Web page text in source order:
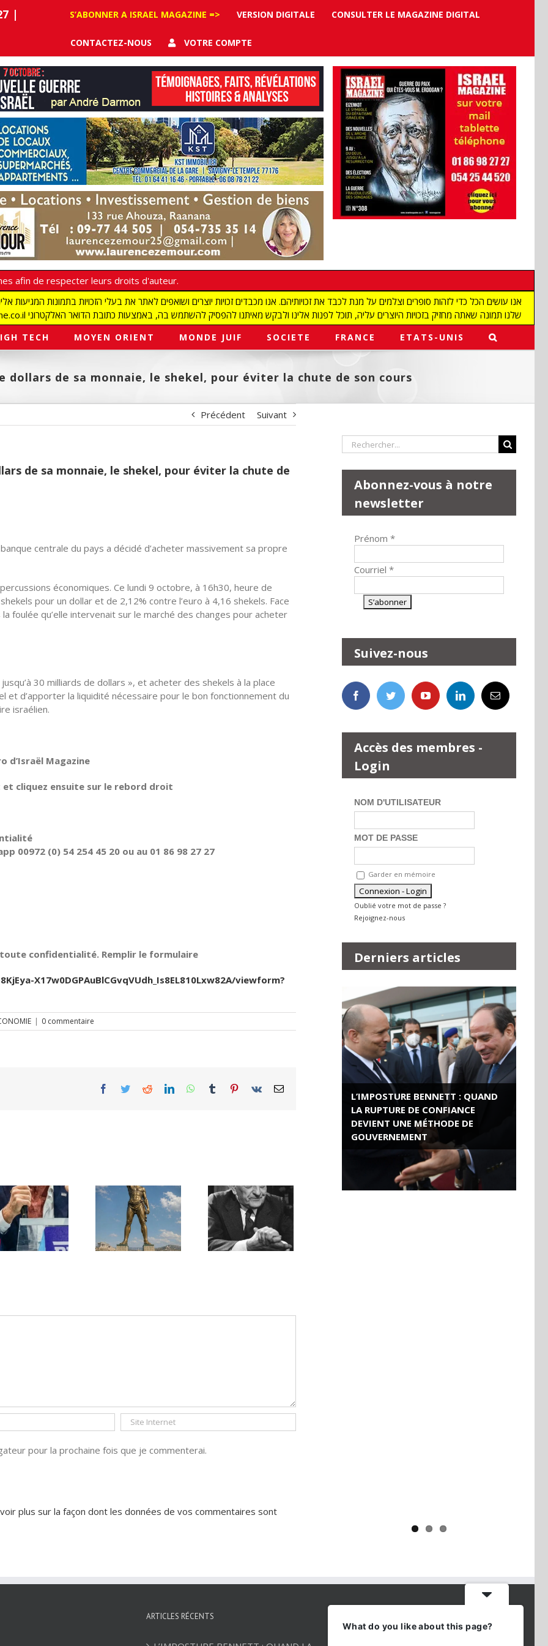
|
S’ABONNER A ISRAEL MAGAZINE => VERSION DIGITALE CONSULTER LE MAGAZINE DIGITAL
CONTACTEZ-NOUS VOTRE COMPTE
afin de respecter leurs droits d'auteur.
redaction@israelmagazine.co.il שלנו תמונה שאתה מחזיק בזכויות היוצרים עליה, תוכל לפנות אלינו ולבקש מאיתנו להפסיק להשתמש בה, באמצעות כתובת הדואר האלקטרוני
TECH MOYEN ORIENT MONDE JUIF SOCIETE FRANCE ETATS-UNIS
dollars de sa monnaie, le shekel, pour éviter la chute de son cours
Précédent Suivant
de sa monnaie, le shekel, pour éviter la chute de
centrale du pays a décidé d’acheter massivement sa propre
économiques. Ce lundi 9 octobre, à 16h30, heure de
pour un dollar et de 2,12% contre l’euro à 4,16 shekels. Face
foulée qu’elle intervenait sur le marché des changes pour acheter
30 milliards de dollars », et acheter des shekels à la place
et d’apporter la liquidité nécessaire pour le bon fonctionnement du
israélien.
d’Israël Magazine
cliquez ensuite sur le rebord droit
00972 (0) 54 254 45 20 ou au 01 86 98 27 27
toute confidentialité. Remplir le formulaire
X17w0DGPAuBlCGvqVUdh_Is8EL810Lxw82A/viewform?
| 0 commentaire
Facebook
TwitterRedditLinkedInWhatsApp
Tumblr Pinterest
Vk Email
Ile de Rhodes ;
un foyer juif
déserté
Une lettre
inédite de
Malraux sur
l’État d’Israël |
PAR « LA REGLE
pour la prochaine fois que je commenterai.
plus sur la façon dont les données de vos commentaires sont
Rechercher:
Abonnez-vous à notre
newsletter
Prénom *
Courriel *
Suivez-nous
Accès des membres -
Login
NOM D'UTILISATEUR
MOT DE PASSE
Garder en mémoire
Oublié votre mot de passe ?
Rejoignez-nous
Derniers articles
L’IMPOSTURE BENNETT : QUAND
LA RUPTURE DE CONFIANCE
DEVIENT UNE MÉTHODE DE
GOUVERNEMENT
ROSE VALLAND, HEROÏNE DE LA
RESISTANCE FRANÇAISE
ARTICLES RÉCENTS
What do you like about this page?